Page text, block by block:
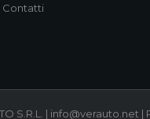
Contatti
S.R.L. | info@verauto.net |